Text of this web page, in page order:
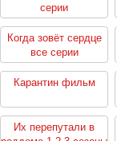
серии
Когда зовёт сердце
все серии
Карантин фильм
Их перепутали в